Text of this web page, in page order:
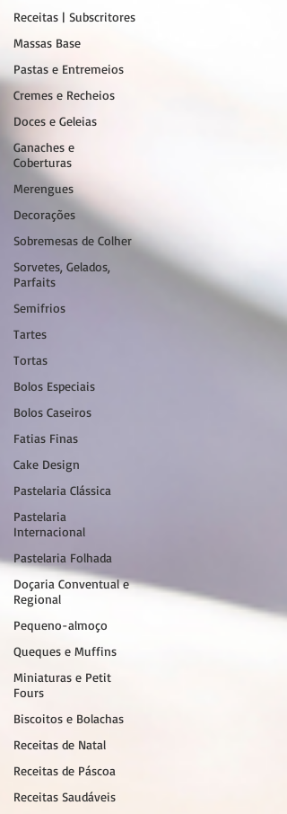
Receitas | Subscritores
Massas Base
Pastas e Entremeios
Cremes e Recheios
Doces e Geleias
Ganaches e
Coberturas
Merengues
Decorações
Sobremesas de Colher
Sorvetes, Gelados,
Parfaits
Semifrios
Tartes
Tortas
Bolos Especiais
Bolos Caseiros
Fatias Finas
Cake Design
Pastelaria Clássica
Pastelaria
Internacional
Pastelaria Folhada
Doçaria Conventual e
Regional
Pequeno-almoço
Queques e Muffins
Miniaturas e Petit
Fours
Biscoitos e Bolachas
Receitas de Natal
Receitas de Páscoa
Receitas Saudáveis